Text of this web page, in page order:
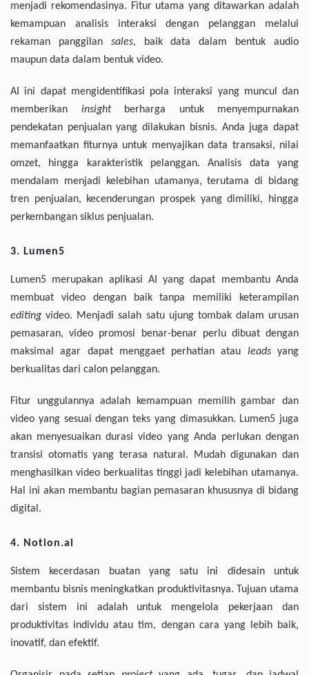
menjadi rekomendasinya. Fitur utama yang ditawarkan adalah
kemampuan analisis interaksi dengan pelanggan melalui
rekaman panggilan sales, baik data dalam bentuk audio
maupun data dalam bentuk video.
AI ini dapat mengidentifikasi pola interaksi yang muncul dan
memberikan insightberharga untuk menyempurnakan
pendekatan penjualan yang dilakukan bisnis. Anda juga dapat
memanfaatkan fiturnya untuk menyajikan data transaksi, nilai
omzet, hingga karakteristik pelanggan. Analisis data yang
mendalam menjadi kelebihan utamanya, terutama di bidang
tren penjualan, kecenderungan prospek yang dimiliki, hingga
perkembangan siklus penjualan.
3. Lumen5
Lumen5 merupakan aplikasi AI yang dapat membantu Anda
membuat video dengan baik tanpa memiliki keterampilan
editing video. Menjadi salah satu ujung tombak dalam urusan
pemasaran, video promosi benar-benar perlu dibuat dengan
maksimal agar dapat menggaet perhatian atau leadsyang
berkualitas dari calon pelanggan.
Fitur unggulannya adalah kemampuan memilih gambar dan
video yang sesuai dengan teks yang dimasukkan. Lumen5 juga
akan menyesuaikan durasi video yang Anda perlukan dengan
transisi otomatis yang terasa natural. Mudah digunakan dan
menghasilkan video berkualitas tinggi jadi kelebihan utamanya.
Hal ini akan membantu bagian pemasaran khususnya di bidang
digital.
4. Notion.ai
Sistem kecerdasan buatan yang satu ini didesain untuk
membantu bisnis meningkatkan produktivitasnya. Tujuan utama
dari sistem ini adalah untuk mengelola pekerjaan dan
produktivitas individu atau tim, dengan cara yang lebih baik,
inovatif, dan efektif.